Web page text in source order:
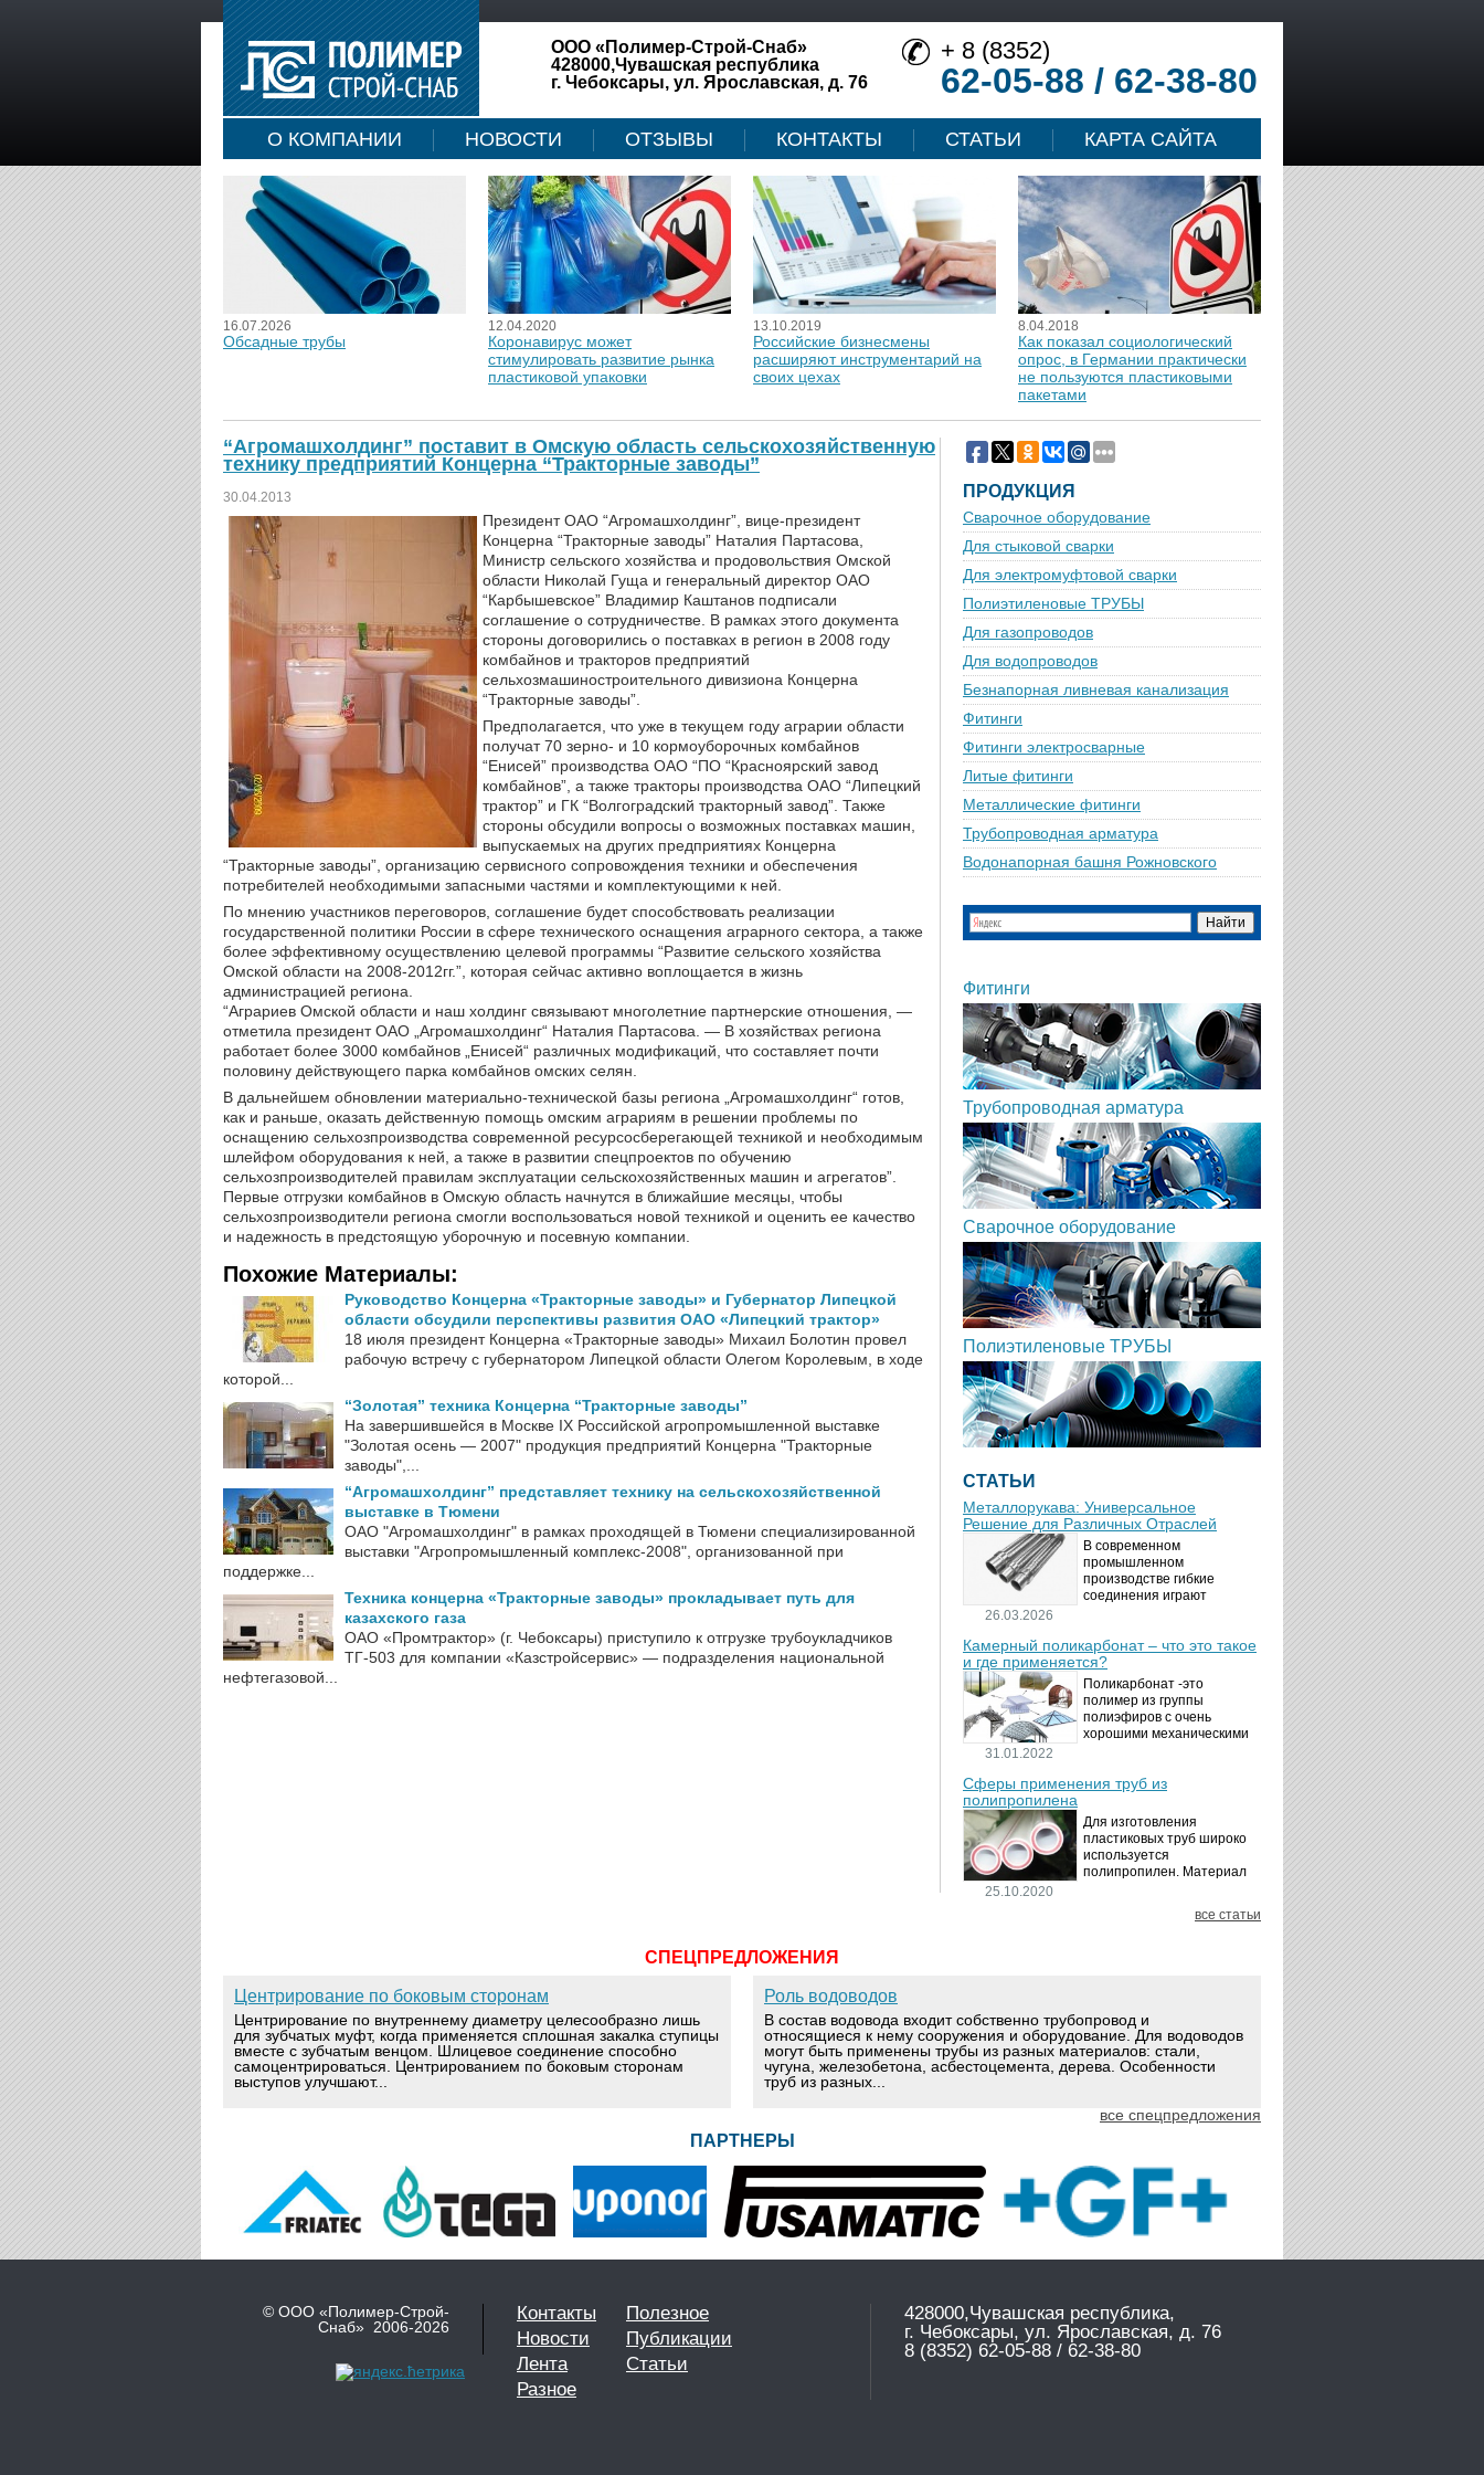
ООО «Полимер-Строй-Снаб»
428000,Чувашская республика
г. Чебоксары, ул. Ярославская, д. 76
+ 8 (8352)
62-05-88 / 62-38-80
О КОМПАНИИ НОВОСТИ ОТЗЫВЫ КОНТАКТЫ СТАТЬИ КАРТА САЙТА
16.07.2026
Обсадные трубы
12.04.2020
Коронавирус может
стимулировать развитие рынка
пластиковой упаковки
13.10.2019
Российские бизнесмены
расширяют инструментарий на
своих цехах
8.04.2018
Как показал социологический
опрос, в Германии практически
не пользуются пластиковыми
пакетами
“Агромашхолдинг” поставит в Омскую область сельскохозяйственную
технику предприятий Концерна “Тракторные заводы”
30.04.2013
Президент ОАО “Агромашхолдинг”, вице-президент
Концерна “Тракторные заводы” Наталия Партасова,
Министр сельского хозяйства и продовольствия Омской
области Николай Гуща и генеральный директор ОАО
“Карбышевское” Владимир Каштанов подписали
соглашение о сотрудничестве. В рамках этого документа
стороны договорились о поставках в регион в 2008 году
комбайнов и тракторов предприятий
сельхозмашиностроительного дивизиона Концерна
“Тракторные заводы”.
Предполагается, что уже в текущем году аграрии области
получат 70 зерно- и 10 кормоуборочных комбайнов
“Енисей” производства ОАО “ПО “Красноярский завод
комбайнов”, а также тракторы производства ОАО “Липецкий
трактор” и ГК “Волгоградский тракторный завод”. Также
стороны обсудили вопросы о возможных поставках машин,
выпускаемых на других предприятиях Концерна
“Тракторные заводы”, организацию сервисного сопровождения техники и обеспечения
потребителей необходимыми запасными частями и комплектующими к ней.
По мнению участников переговоров, соглашение будет способствовать реализации
государственной политики России в сфере технического оснащения аграрного сектора, а также
более эффективному осуществлению целевой программы “Развитие сельского хозяйства
Омской области на 2008-2012гг.”, которая сейчас активно воплощается в жизнь
администрацией региона.
“Аграриев Омской области и наш холдинг связывают многолетние партнерские отношения, —
отметила президент ОАО „Агромашхолдинг“ Наталия Партасова. — В хозяйствах региона
работает более 3000 комбайнов „Енисей“ различных модификаций, что составляет почти
половину действующего парка комбайнов омских селян.
В дальнейшем обновлении материально-технической базы региона „Агромашхолдинг“ готов,
как и раньше, оказать действенную помощь омским аграриям в решении проблемы по
оснащению сельхозпроизводства современной ресурсосберегающей техникой и необходимым
шлейфом оборудования к ней, а также в развитии спецпроектов по обучению
сельхозпроизводителей правилам эксплуатации сельскохозяйственных машин и агрегатов”.
Первые отгрузки комбайнов в Омскую область начнутся в ближайшие месяцы, чтобы
сельхозпроизводители региона смогли воспользоваться новой техникой и оценить ее качество
и надежность в предстоящую уборочную и посевную компании.
Похожие Материалы:
Руководство Концерна «Тракторные заводы» и Губернатор Липецкой
области обсудили перспективы развития ОАО «Липецкий трактор»
18 июля президент Концерна «Тракторные заводы» Михаил Болотин провел
рабочую встречу с губернатором Липецкой области Олегом Королевым, в ходе
которой...
“Золотая” техника Концерна “Тракторные заводы”
На завершившейся в Москве IX Российской агропромышленной выставке
"Золотая осень — 2007" продукция предприятий Концерна "Тракторные
заводы",...
“Агромашхолдинг” представляет технику на сельскохозяйственной
выставке в Тюмени
ОАО "Агромашхолдинг" в рамках проходящей в Тюмени специализированной
выставки "Агропромышленный комплекс-2008", организованной при
поддержке...
Техника концерна «Тракторные заводы» прокладывает путь для
казахского газа
ОАО «Промтрактор» (г. Чебоксары) приступило к отгрузке трубоукладчиков
ТГ-503 для компании «Казстройсервис» — подразделения национальной
нефтегазовой...
ПРОДУКЦИЯ
Сварочное оборудование
Для стыковой сварки
Для электромуфтовой сварки
Полиэтиленовые ТРУБЫ
Для газопроводов
Для водопроводов
Безнапорная ливневая канализация
Фитинги
Фитинги электросварные
Литые фитинги
Металлические фитинги
Трубопроводная арматура
Водонапорная башня Рожновского
Фитинги
Трубопроводная арматура
Сварочное оборудование
Полиэтиленовые ТРУБЫ
СТАТЬИ
Металлорукава: Универсальное
Решение для Различных Отраслей
26.03.2026
В современном
промышленном
производстве гибкие
соединения играют
безопасности
технологических процессов.
Металлорукава
представляют собой
универсальные...
Камерный поликарбонат – что это такое
и где применяется?
31.01.2022
Поликарбонат -это
полимер из группы
полиэфиров с очень
хорошими механическими
аморфный, с хорошей
высокой прозрачностью
материал идеально
подходит для...
Сферы применения труб из
полипропилена
25.10.2020
Для изготовления
пластиковых труб широко
используется
полипропилен. Материал
невосприимчив к коррозии,
все статьи
СПЕЦПРЕДЛОЖЕНИЯ
Центрирование по боковым сторонам
Центрирование по внутреннему диаметру целесообразно лишь
для зубчатых муфт, когда применяется сплошная закалка ступицы
вместе с зубчатым венцом. Шлицевое соединение способно
самоцентрироваться. Центрированием по боковым сторонам
выступов улучшают...
Роль водоводов
В состав водовода входит собственно трубопровод и
относящиеся к нему сооружения и оборудование. Для водоводов
могут быть применены трубы из разных материалов: стали,
чугуна, железобетона, асбестоцемента, дерева. Особенности
труб из разных...
все спецпредложения
ПАРТНЕРЫ
© ООО «Полимер-Строй-
Снаб» 2006-2026
Контакты
Новости
Лента
Полезное
Публикации
Статьи
Разное
428000,Чувашская республика,
г. Чебоксары, ул. Ярославская, д. 76
8 (8352) 62-05-88 / 62-38-80